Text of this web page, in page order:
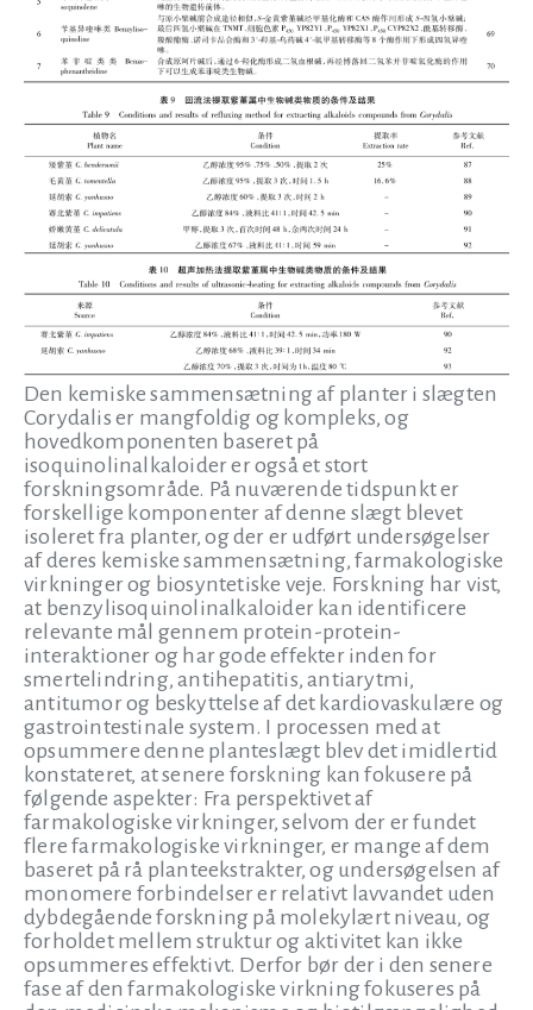
Den kemiske sammensætning af planter i slægten
Corydalis er mangfoldig og kompleks, og
hovedkomponenten baseret på
isoquinolinalkaloider er også et stort
forskningsområde. På nuværende tidspunkt er
forskellige komponenter af denne slægt blevet
isoleret fra planter, og der er udført undersøgelser
af deres kemiske sammensætning, farmakologiske
virkninger og biosyntetiske veje. Forskning har vist,
at benzylisoquinolinalkaloider kan identificere
relevante mål gennem protein-protein-
interaktioner og har gode effekter inden for
smertelindring, antihepatitis, antiarytmi,
antitumor og beskyttelse af det kardiovaskulære og
gastrointestinale system. I processen med at
opsummere denne planteslægt blev det imidlertid
konstateret, at senere forskning kan fokusere på
følgende aspekter: Fra perspektivet af
farmakologiske virkninger, selvom der er fundet
flere farmakologiske virkninger, er mange af dem
baseret på rå planteekstrakter, og undersøgelsen af
monomere forbindelser er relativt lavvandet uden
dybdegående forskning på molekylært niveau, og
forholdet mellem struktur og aktivitet kan ikke
opsummeres effektivt. Derfor bør der i den senere
fase af den farmakologiske virkning fokuseres på